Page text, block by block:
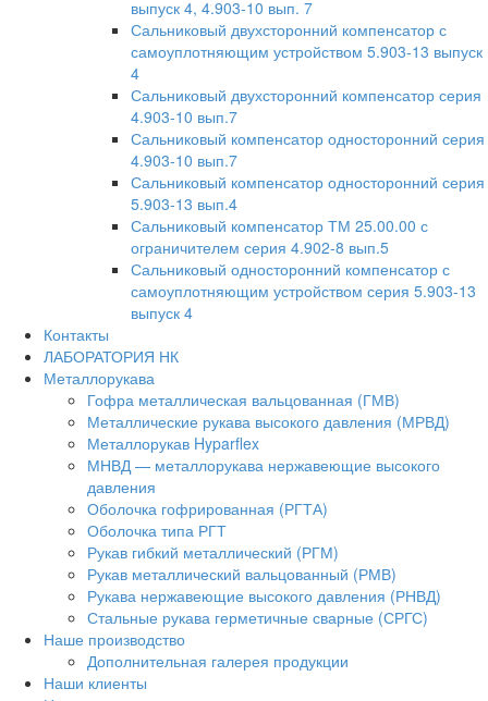
выпуск 4, 4.903-10 вып. 7
Сальниковый двухсторонний компенсатор с
самоуплотняющим устройством 5.903-13 выпуск
4
Сальниковый двухсторонний компенсатор серия
4.903-10 вып.7
Сальниковый компенсатор односторонний серия
4.903-10 вып.7
Сальниковый компенсатор односторонний серия
5.903-13 вып.4
Сальниковый компенсатор ТМ 25.00.00 с
ограничителем серия 4.902-8 вып.5
Сальниковый односторонний компенсатор с
самоуплотняющим устройством серия 5.903-13
выпуск 4
Контакты
ЛАБОРАТОРИЯ НК
Металлорукава
Гофра металлическая вальцованная (ГМВ)
Металлические рукава высокого давления (МРВД)
Металлорукав Hyparflex
МНВД — металлорукава нержавеющие высокого
давления
Оболочка гофрированная (РГТА)
Оболочка типа РГТ
Рукав гибкий металлический (РГМ)
Рукав металлический вальцованный (РМВ)
Рукава нержавеющие высокого давления (РНВД)
Стальные рукава герметичные сварные (СРГС)
Наше производство
Дополнительная галерея продукции
Наши клиенты